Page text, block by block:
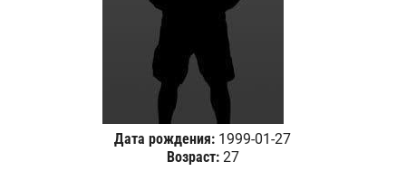
Дата рождения: 1999-01-27
Возраст:27